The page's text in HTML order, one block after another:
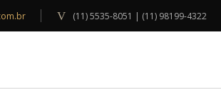
(11) 5535-8051 | (11) 98199-4322